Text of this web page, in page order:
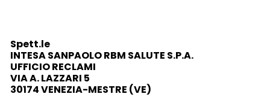
Spett.le
INTESA SANPAOLO RBM SALUTE S.P.A.
UFFICIO RECLAMI
VIA A. LAZZARI 5
30174 VENEZIA-MESTRE (VE)